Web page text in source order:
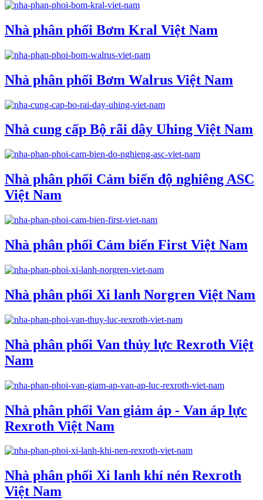
Nhà phân phối Bơm Kral Việt Nam
Nhà phân phối Bơm Walrus Việt Nam
Nhà cung cấp Bộ rãi dây Uhing Việt Nam
Nhà phân phối Cảm biến độ nghiêng ASC
Việt Nam
Nhà phân phối Cảm biến First Việt Nam
Nhà phân phối Xi lanh Norgren Việt Nam
Nhà phân phối Van thủy lực Rexroth Việt
Nam
Nhà phân phối Van giảm áp - Van áp lực
Rexroth Việt Nam
Nhà phân phối Xi lanh khí nén Rexroth
Việt Nam